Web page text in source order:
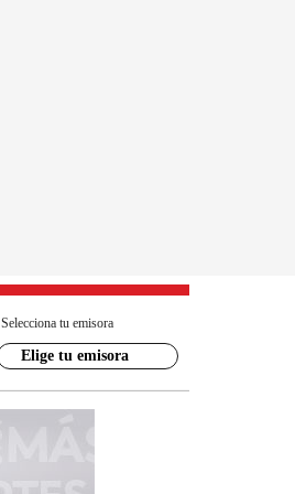
Selecciona tu emisora
Elige tu emisora